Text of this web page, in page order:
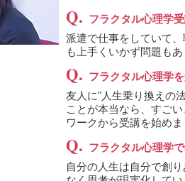
Q. フラクタル心理学
派遣で仕事をしていて
も上手くいかず問題もあ
Q. フラクタル心理学
友人に"人生乗り換えの
ことが本当なら、すご
ワークから受講を始めま
Q. フラクタル心理学
自分の人生は自分で創